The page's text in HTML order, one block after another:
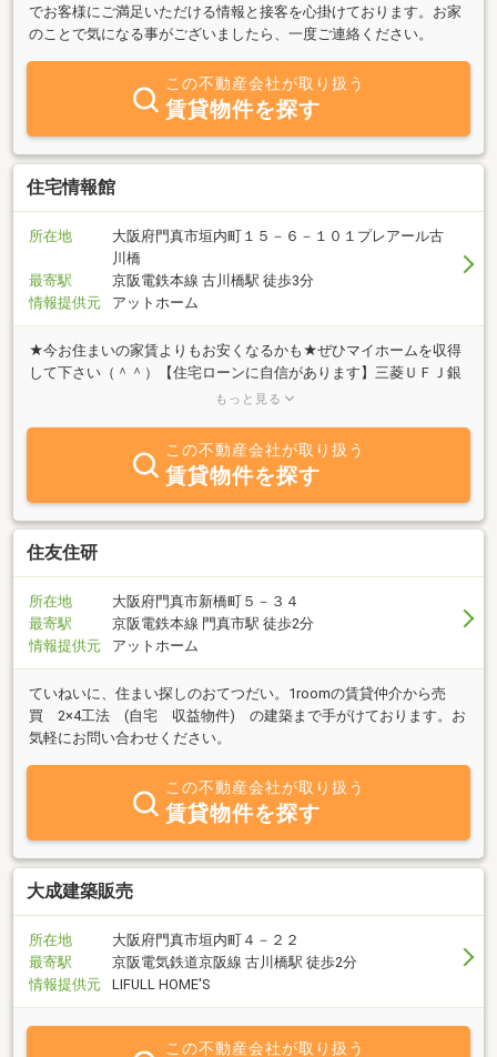
でお客様にご満足いただける情報と接客を心掛けております。お家
のことで気になる事がございましたら、一度ご連絡ください。
この不動産会社が取り扱う
賃貸物件を探す
住宅情報館
所在地
大阪府門真市垣内町１５－６－１０１プレアール古
川橋
最寄駅
京阪電鉄本線 古川橋駅 徒歩3分
情報提供元
アットホーム
★今お住まいの家賃よりもお安くなるかも★ぜひマイホームを収得
して下さい（＾＾）【住宅ローンに自信があります】三菱ＵＦＪ銀
行・三井住友銀行・その他都市銀行・地方銀行・ネット銀行・信用
のご質問は何なりとご相談くださいぜひ、私にマイホーム購入のお
手伝いさせてください！！
もっと見る
この不動産会社が取り扱う
賃貸物件を探す
住友住研
所在地
大阪府門真市新橋町５－３４
最寄駅
京阪電鉄本線 門真市駅 徒歩2分
情報提供元
アットホーム
ていねいに、住まい探しのおてつだい。1roomの賃貸仲介から売
買 2×4工法 (自宅 収益物件) の建築まで手がけております。お
気軽にお問い合わせください。
この不動産会社が取り扱う
賃貸物件を探す
大成建築販売
所在地
大阪府門真市垣内町４－２２
最寄駅
京阪電気鉄道京阪線 古川橋駅 徒歩2分
情報提供元
LIFULL HOME'S
この不動産会社が取り扱う